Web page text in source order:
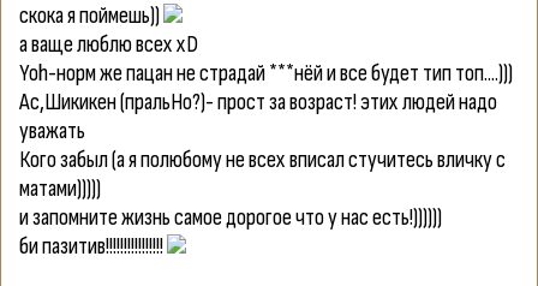
скока я поймешь))
а ваще люблю всех xD
Yoh-норм же пацан не страдай ***нёй и все будет тип топ....)))
Ас,Шикикен (пральНо?)- прост за возраст! этих людей надо
уважать
Кого забыл (а я полюбому не всех вписал стучитесь вличку с
матами)))))
и запомните жизнь самое дорогое что у нас есть!))))))
би пазитив!!!!!!!!!!!!!!!!